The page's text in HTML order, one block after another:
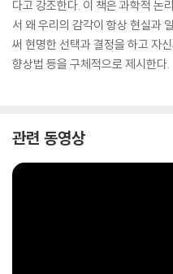
다고 강조한다. 이 책은 과학적 논
서 왜 우리의 감각이 항상 현실과
써 현명한 선택과 결정을 하고 자
향상법 등을 구체적으로 제시한다.
관련 동영상